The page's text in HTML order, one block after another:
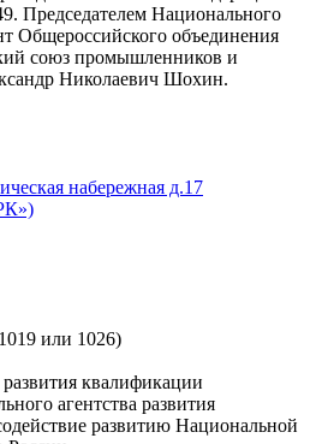
Председателем Национального
Общероссийского объединения
союз промышленников и
Николаевич Шохин.
набережная д.17
или 1026)
квалификации
агентства развития
развитию Национальной